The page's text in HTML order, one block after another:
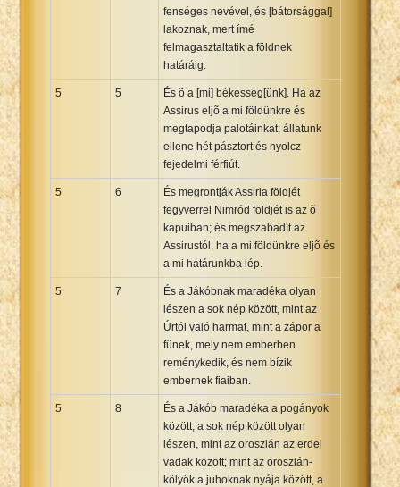
fenséges nevével, és [bátorsággal]
lakoznak, mert ímé
felmagasztaltatik a földnek
határáig.
5 5
És õ a [mi] békesség[ünk]. Ha az
Assirus eljõ a mi földünkre és
megtapodja palotáinkat: állatunk
ellene hét pásztort és nyolcz
fejedelmi férfiút.
5 6
És megrontják Assiria földjét
fegyverrel Nimród földjét is az õ
kapuiban; és megszabadít az
Assirustól, ha a mi földünkre eljõ és
a mi határunkba lép.
5 7
És a Jákóbnak maradéka olyan
lészen a sok nép között, mint az
Úrtól való harmat, mint a zápor a
fûnek, mely nem emberben
reménykedik, és nem bízik
embernek fiaiban.
5 8
És a Jákób maradéka a pogányok
között, a sok nép között olyan
lészen, mint az oroszlán az erdei
vadak között; mint az oroszlán-
kölyök a juhoknak nyája között, a